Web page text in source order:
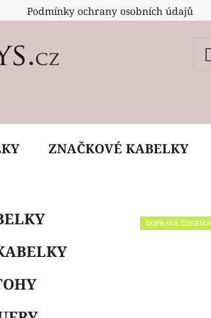
Podmínky ochrany osobních údajů
ZNAČKOVÉ KABELKY
DOPRAVA ZDARMA